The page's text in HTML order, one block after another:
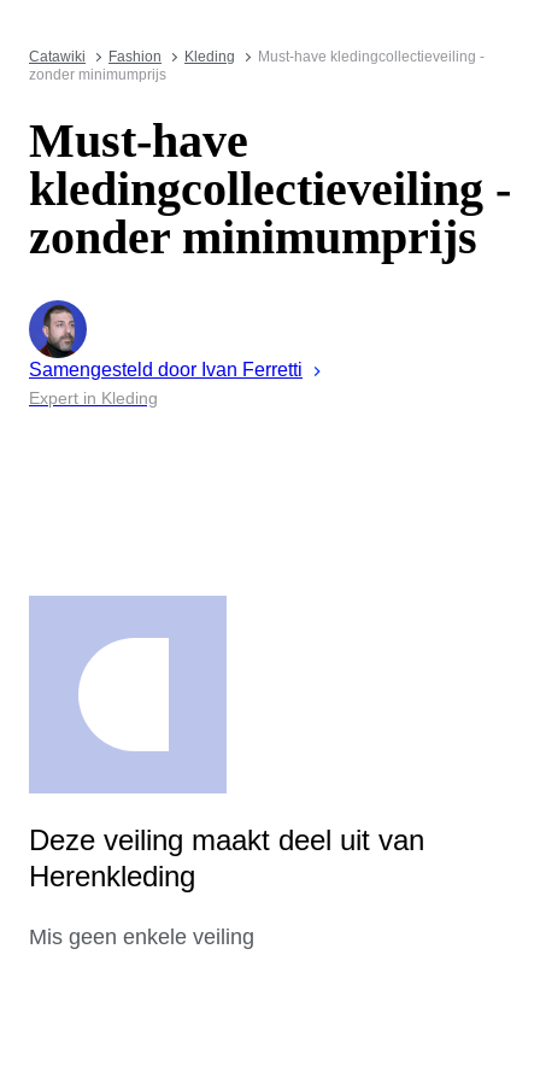
Catawiki Fashion Kleding
Must-have kledingcollectieveiling -
zonder minimumprijs
Must-have
kledingcollectieveiling -
zonder minimumprijs
Samengesteld door Ivan Ferretti
Expert in Kleding
Deze veiling maakt deel uit van
Herenkleding
Mis geen enkele veiling